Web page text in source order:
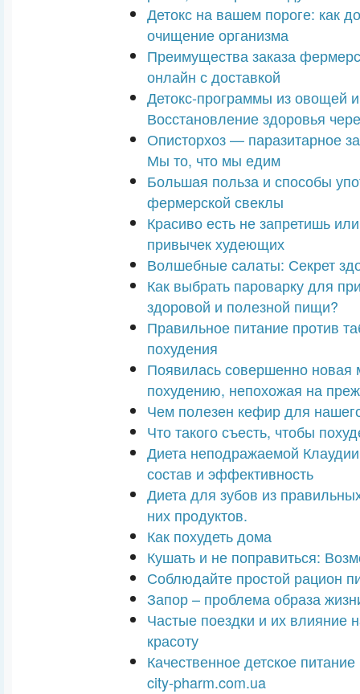
Детокс на вашем пороге: как
очищение организма
Преимущества заказа
онлайн с доставкой
Детокс-программы из овощей
Восстановление здоровья
Описторхоз — паразитарное
Мы то, что мы едим
Большая польза и способы
фермерской свеклы
Красиво есть не запретишь
привычек худеющих
Волшебные салаты: Секрет
Как выбрать пароварку для
здоровой и полезной пищи?
Правильное питание против
похудения
Появилась совершенно новая
похудению, непохожая на
Чем полезен кефир для
Что такого съесть, чтобы
Диета неподражаемой
состав и эффективность
Диета для зубов из
них продуктов.
Как похудеть дома
Кушать и не поправиться:
Соблюдайте простой рацион
Запор – проблема образа
Частые поездки и их влияние
красоту
Качественное детское
city-pharm.com.ua